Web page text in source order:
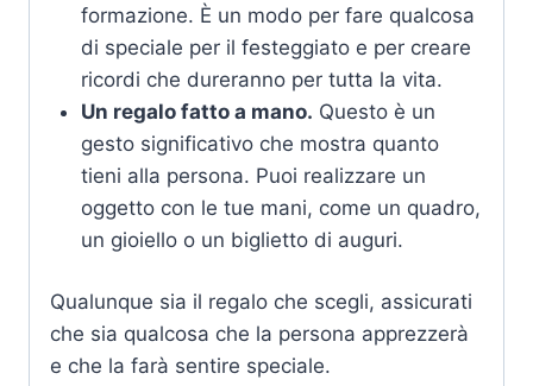
formazione. È un modo per fare qualcosa
di speciale per il festeggiato e per creare
ricordi che dureranno per tutta la vita.
Un regalo fatto a mano. Questo è un
gesto significativo che mostra quanto
tieni alla persona. Puoi realizzare un
oggetto con le tue mani, come un quadro,
un gioiello o un biglietto di auguri.
Qualunque sia il regalo che scegli, assicurati
che sia qualcosa che la persona apprezzerà
e che la farà sentire speciale.